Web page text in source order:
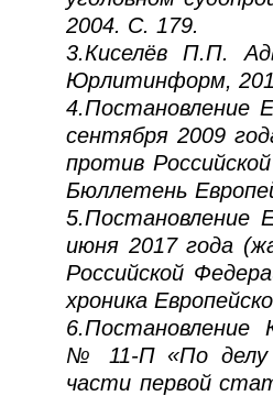
2004. С. 179.
3.Киселёв П.П.
Юрлитинформ,
4.Постановление
сентября 2009
против
Бюллетень
5.Постановление
июня 2017 года
Российской
хроника
№ 11-П «По делу
части первой